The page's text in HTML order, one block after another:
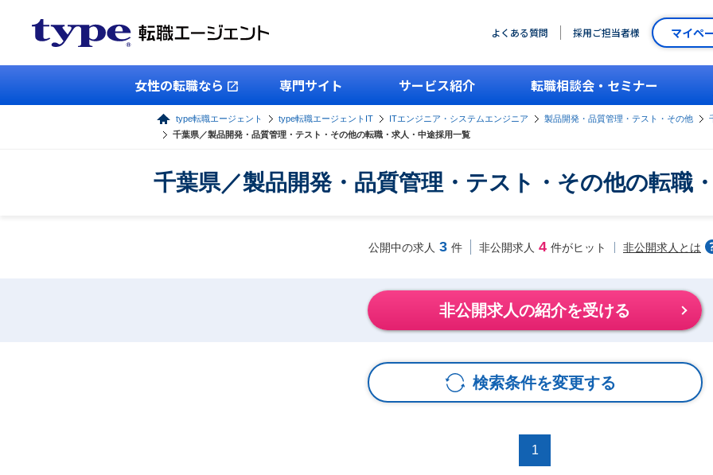
よくある質問 採用ご担当者様 マイペ
女性の転職なら 専門サイト サービス紹介 転職相談会・セミナー
type転職エージェント type転職エージェントIT ITエンジニア・システムエンジニア 製品開発・品質管理・テスト・その他
千葉県／製品開発・品質管理・テスト・その他の転職・求人・中途採用一覧
千葉県／製品開発・品質管理・テスト・その他の転職
公開中の求人 3 件 非公開求人 4 件がヒット 非公開求人とは
非公開求人の紹介を受ける
検索条件を変更する
1